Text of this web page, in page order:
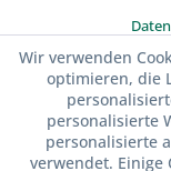
Wir verwenden
optimieren, die
personalisierte
personalisierte
verwendet. Einige